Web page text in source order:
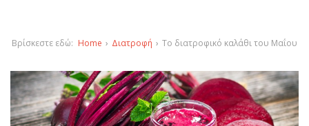
Βρίσκεστε εδώ: Home › Διατροφή › Το διατροφικό καλάθι του Μαΐου